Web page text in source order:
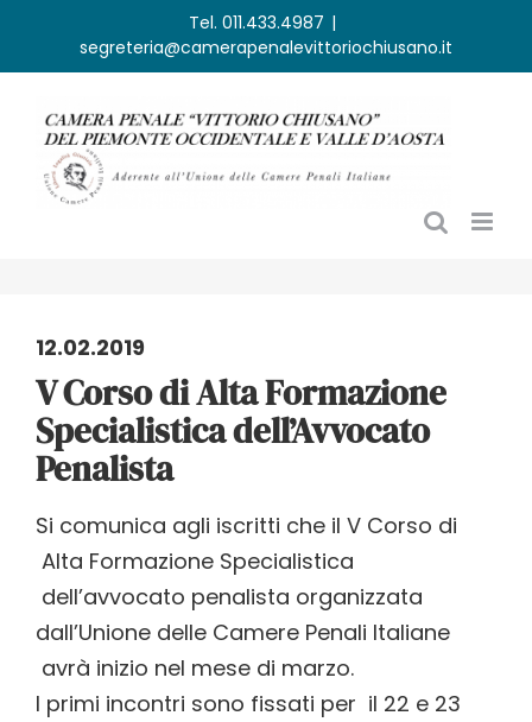
Tel. 011.433.4987 |
segreteria@camerapenalevittoriochiusano.it
12.02.2019
V Corso di Alta Formazione
Specialistica dell’Avvocato
Penalista
Si comunica agli iscritti che il V Corso di
Alta Formazione Specialistica
dell’avvocato penalista organizzata
dall’Unione delle Camere Penali Italiane
avrà inizio nel mese di marzo.
I primi incontri sono fissati per il 22 e 23